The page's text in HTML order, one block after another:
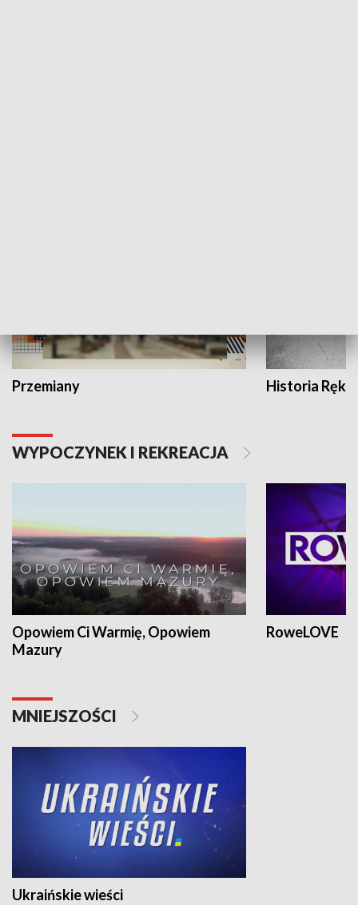
Przemiany Historia Ręką
WYPOCZYNEK I REKREACJA
Opowiem Ci Warmię, Opowiem
Mazury
RoweLOVE
MNIEJSZOŚCI
Ukraińskie wieści